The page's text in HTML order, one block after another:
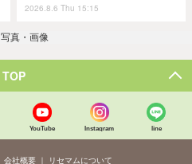
2026.8.6 Thu 15:15
写真・画像
TOP
YouTube Instagram line
会社概要 リセマムについて